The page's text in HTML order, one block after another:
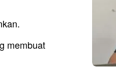
membuat